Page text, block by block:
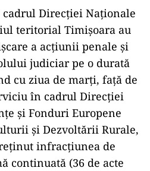
Direcţiei Naţionale
teritorial Timişoara au
a acţiunii penale şi
judiciar pe o durată
cu ziua de marţi, faţă de
în cadrul Direcţiei
şi Fonduri Europene
şi Dezvoltării Rurale,
infracţiunea de
continuată (36 de acte